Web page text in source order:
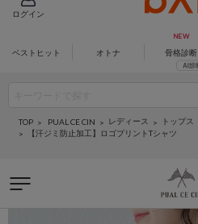
ログイン
ベストヒット オトナ 骨格診断
TOP PUAL CE CIN レディース トップス
【汗ジミ防止加工】ロゴプリントTシャツ